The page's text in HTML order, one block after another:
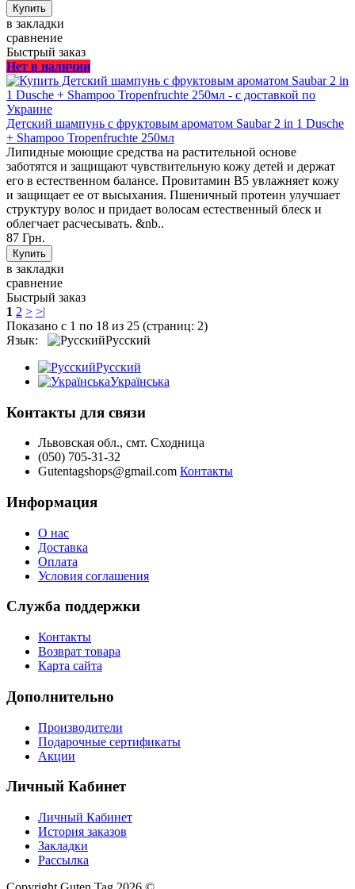
в закладки
сравнение
Быстрый заказ
Нет в наличии
Детский шампунь с фруктовым ароматом Saubar 2 in 1 Dusche
+ Shampoo Tropenfruchte 250мл
Липидные моющие средства на растительной основе
заботятся и защищают чувствительную кожу детей и держат
его в естественном балансе. Провитамин В5 увлажняет кожу
и защищает ее от высыхания. Пшеничный протеин улучшает
структуру волос и придает волосам естественный блеск и
облегчает расчесывать. &nb..
87 Грн.
в закладки
сравнение
Быстрый заказ
1 2 > >|
Показано с 1 по 18 из 25 (страниц: 2)
Язык:
Русский
Русский
Українська
Контакты для связи
Львовская обл., смт. Сходница
(050) 705-31-32
Gutentagshops@gmail.com Контакты
Информация
О нас
Доставка
Оплата
Условия соглашения
Служба поддержки
Контакты
Возврат товара
Карта сайта
Дополнительно
Производители
Подарочные сертификаты
Акции
Личный Кабинет
Личный Кабинет
История заказов
Закладки
Рассылка